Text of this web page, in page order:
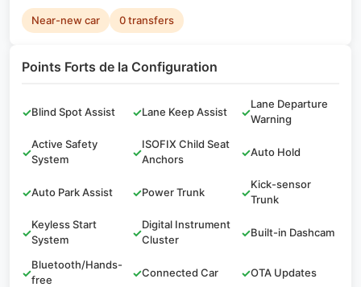
Near-new car 0 transfers
Points Forts de la Configuration
✓Blind Spot Assist ✓Lane Keep Assist ✓
Lane Departure
Warning
✓
Active Safety
System
✓
ISOFIX Child Seat
Anchors
✓Auto Hold
✓Auto Park Assist ✓Power Trunk ✓
Kick-sensor
Trunk
✓
Keyless Start
System
✓
Digital Instrument
Cluster
✓Built-in Dashcam
✓
Bluetooth/Hands-
free
✓Connected Car ✓OTA Updates